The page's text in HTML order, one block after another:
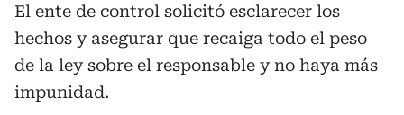
El ente de control solicitó esclarecer los
hechos y asegurar que recaiga todo el peso
de la ley sobre el responsable y no haya más
impunidad.